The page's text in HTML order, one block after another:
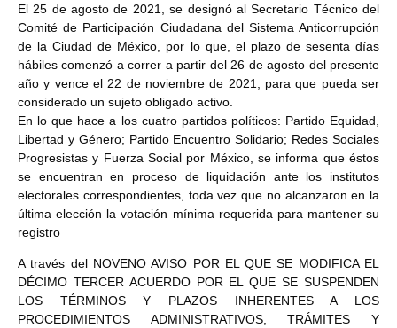
El 25 de agosto de 2021, se designó al Secretario Técnico del
Comité de Participación Ciudadana del Sistema Anticorrupción
de la Ciudad de México, por lo que, el plazo de sesenta días
hábiles comenzó a correr a partir del 26 de agosto del presente
año y vence el 22 de noviembre de 2021, para que pueda ser
considerado un sujeto obligado activo.
En lo que hace a los cuatro partidos políticos: Partido Equidad,
Libertad y Género; Partido Encuentro Solidario; Redes Sociales
Progresistas y Fuerza Social por México, se informa que éstos
se encuentran en proceso de liquidación ante los institutos
electorales correspondientes, toda vez que no alcanzaron en la
última elección la votación mínima requerida para mantener su
registro
A través del NOVENO AVISO POR EL QUE SE MODIFICA EL
DÉCIMO TERCER ACUERDO POR EL QUE SE SUSPENDEN
LOS TÉRMINOS Y PLAZOS INHERENTES A LOS
PROCEDIMIENTOS ADMINISTRATIVOS, TRÁMITES Y